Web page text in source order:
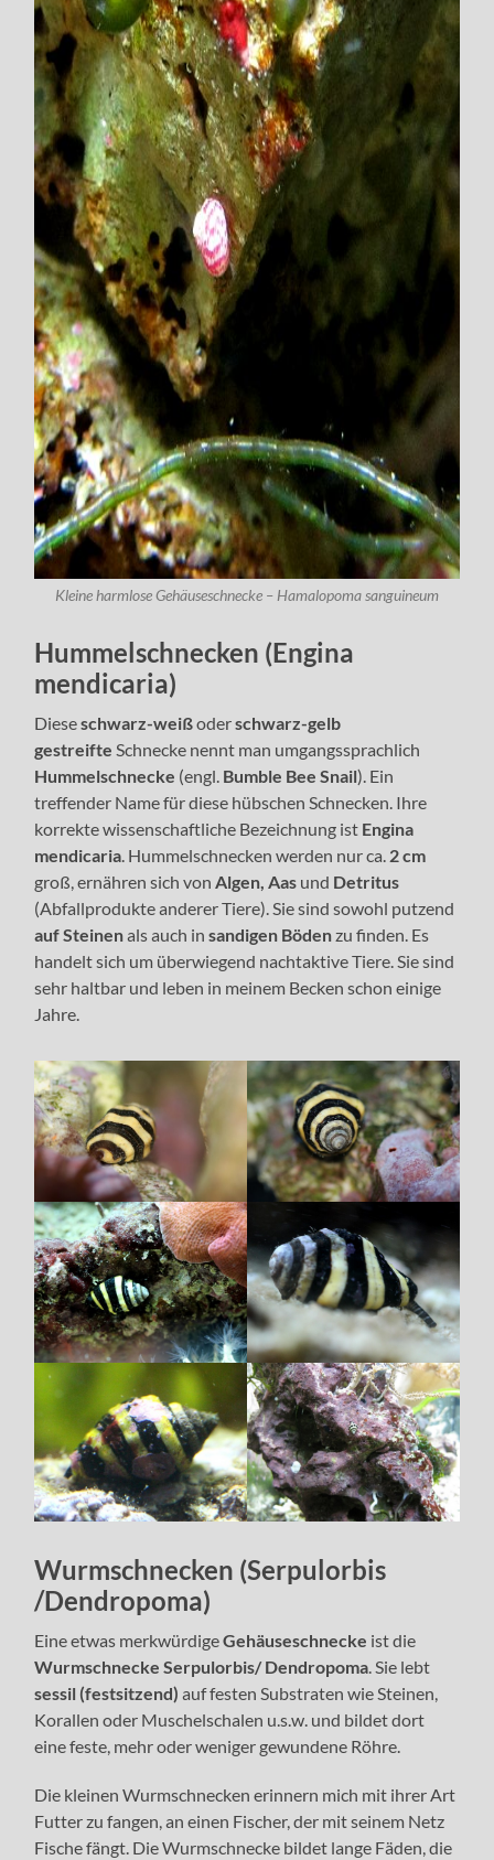
Kleine harmlose Gehäuseschnecke – Hamalopoma sanguineum
Hummelschnecken (Engina
mendicaria)
Dieseschwarz-weißoderschwarz-gelb
gestreifte Schnecke nennt man umgangssprachlich
Hummelschnecke (engl. Bumble Bee Snail). Ein
treffender Name für diese hübschen Schnecken. Ihre
korrekte wissenschaftliche Bezeichnung ist Engina
mendicaria . Hummelschnecken werden nur ca. 2 cm
groß, ernähren sich von Algen, Aas und Detritus
(Abfallprodukte anderer Tiere). Sie sind sowohl putzend
auf Steinenals auch in sandigen Bödenzu finden. Es
handelt sich um überwiegend nachtaktive Tiere. Sie sind
sehr haltbar und leben in meinem Becken schon einige
Jahre.
Wurmschnecken (Serpulorbis
/Dendropoma)
Eine etwas merkwürdigeGehäuseschnecke ist die
Wurmschnecke Serpulorbis/ Dendropoma. Sie lebt
sessil (festsitzend) auf festen Substraten wie Steinen,
Korallen oder Muschelschalen u.s.w. und bildet dort
eine feste, mehr oder weniger gewundene Röhre.
Die kleinen Wurmschnecken erinnern mich mit ihrer Art
Futter zu fangen, an einen Fischer, der mit seinem Netz
Fische fängt. Die Wurmschnecke bildet lange Fäden, die